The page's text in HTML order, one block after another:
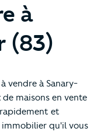
à
(83)
vendre à Sanary-
maisons en vente
et
qu'il vous